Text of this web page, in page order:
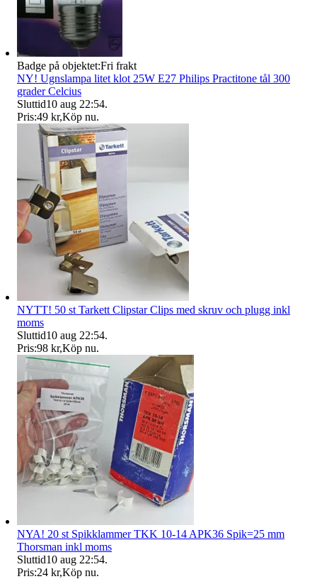
Badge på objektet:Fri frakt
NY! Ugnslampa litet klot 25W E27 Philips Practitone tål 300
grader Celcius
Sluttid10 aug 22:54.
Pris:49 kr,Köp nu.
NYTT! 50 st Tarkett Clipstar Clips med skruv och plugg inkl
moms
Sluttid10 aug 22:54.
Pris:98 kr,Köp nu.
NYA! 20 st Spikklammer TKK 10-14 APK36 Spik=25 mm
Thorsman inkl moms
Sluttid10 aug 22:54.
Pris:24 kr,Köp nu.